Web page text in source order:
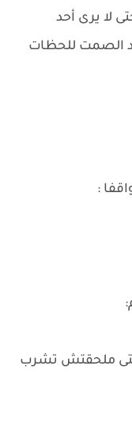
لا يرى أحد
الصمت للحظات
:
حتى ملحقتش تشرب